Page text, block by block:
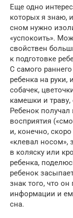
Еще одно
которых я знаю,
сном нужно
«успокоить».
свойствен
к подготовке
С самого
ребенка на руки,
собачек,
камешки и
Ребенок
восприятия
и, конечно,
«клевал носом»,
в коляску или
ребенка,
ребенок
знак того, что
информации и
сна.